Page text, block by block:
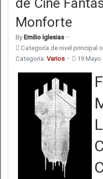
de Cine
Monforte
By Emilio Iglesias
Categoría de nivel principal
Categoría: Varios 19 Mayo